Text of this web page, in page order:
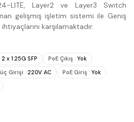
LITE, Layer2 ve Layer3 Switch
gelişmiş işletim sistemi ile Geniş
karşılamaktadır.
2 x 1.25G SFP PoE Çıkış : Yok
Girişi : 220V AC PoE Giriş : Yok